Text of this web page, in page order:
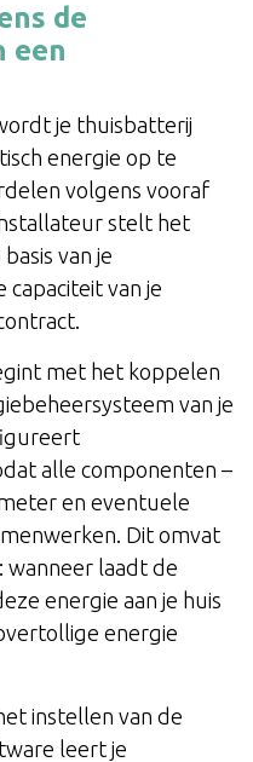
de
een
je thuisbatterij
energie op te
volgens vooraf
stelt het
van je
van je
met het koppelen
van je
alle componenten –
en eventuele
Dit omvat
wanneer laadt de
energie aan je huis
energie
instellen van de
leert je